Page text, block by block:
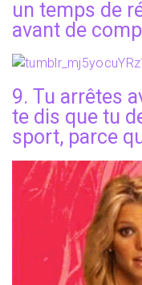
un temps de
avant de
9. Tu arrêtes
te dis que tu
sport, parce